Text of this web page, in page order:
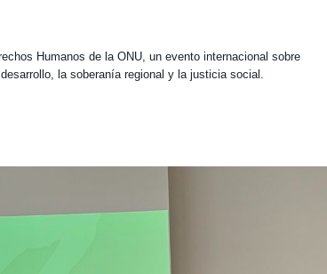
Humanos de la ONU, un evento internacional sobre
la soberanía regional y la justicia social.